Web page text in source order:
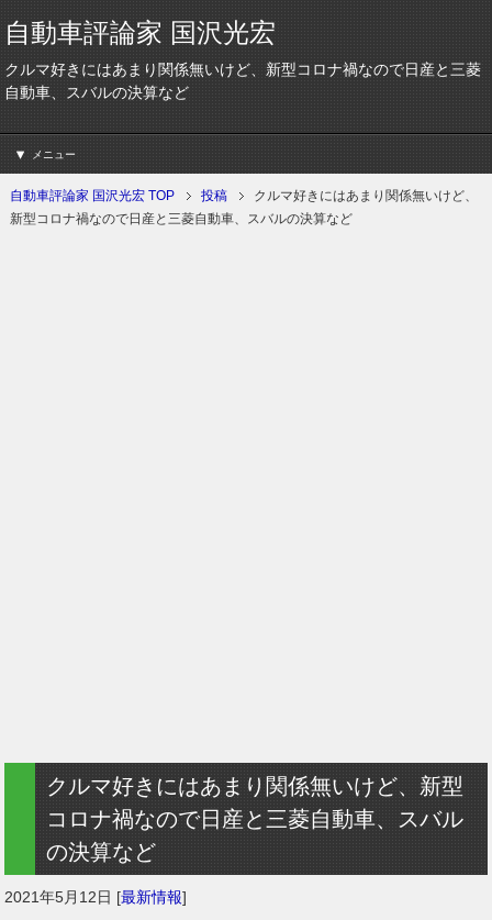
自動車評論家 国沢光宏
クルマ好きにはあまり関係無いけど、新型コロナ禍なので日産と三菱
自動車、スバルの決算など
メニュー
自動車評論家 国沢光宏 TOP 投稿
クルマ好きにはあまり関係無いけど、
新型コロナ禍なので日産と三菱自動車、スバルの決算など
クルマ好きにはあまり関係無いけど、新型
コロナ禍なので日産と三菱自動車、スバル
の決算など
2021年5月12日 [最新情報]